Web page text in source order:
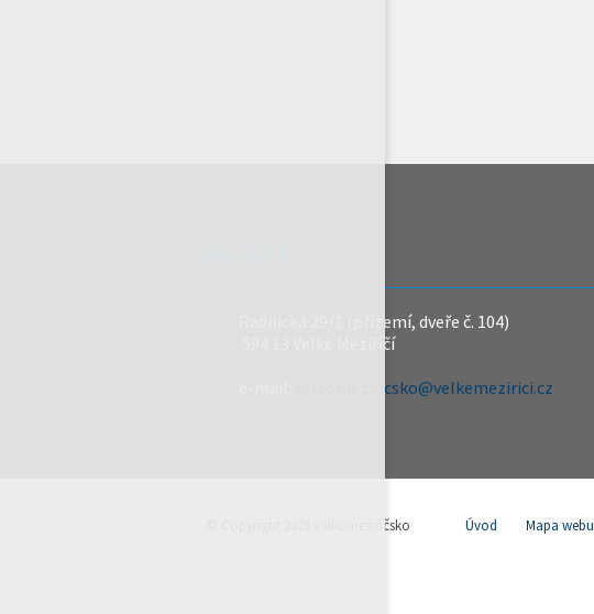
Radnická 29/1 (přízemí, dveře č. 104)
594 13 Velké Meziříčí
velkomeziricsko@velkemezirici.cz
© Copyright 2026 Velkomeziříčsko Úvod Mapa webu